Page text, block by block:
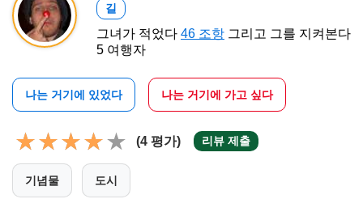
길
그녀가 적었다 46 조항 그리고 그를 지켜본다
5 여행자
나는 거기에 있었다 나는 거기에 가고 싶다
(4 평가) 리뷰 제출
기념물 도시